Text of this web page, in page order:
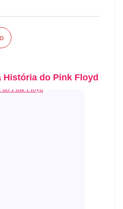
História do Pink Floyd
do Pink Floyd